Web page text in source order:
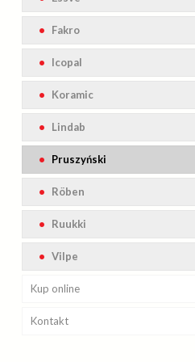
Sika
Soprema
Swisschem
Wabis
Blachy Pruszyński
Fakro
Icopal
Koramic
Lindab
Pruszyński
Röben
Ruukki
Vilpe
Kup online
Kontakt